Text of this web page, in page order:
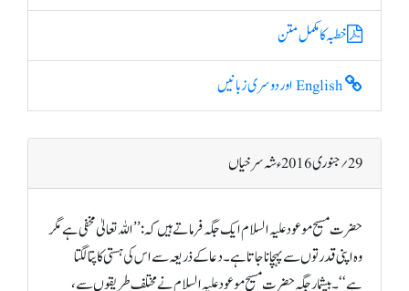
خطبہ کا مکمل متن
29؍ جنوری 2016ء شہ سرخیاں
حضرت مسیح موعود علیہ السلام ایک جگہ فرماتے ہیں کہ: ’’اللہ تعالیٰ مخفی ہے مگر
وہ اپنی قدرتوں سے پہچانا جاتا ہے۔ دعا کے ذریعہ سے اس کی ہستی کا پتا لگتا
ہے‘‘۔ بیشمار جگہ حضرت مسیح موعود علیہ السلام نے مختلف طریقوں سے،